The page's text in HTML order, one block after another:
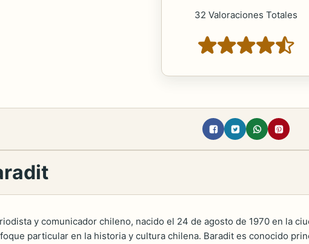
32 Valoraciones Totales
y comunicador chileno, nacido el 24 de agosto de 1970 en la
particular en la historia y cultura chilena. Baradit es conocido